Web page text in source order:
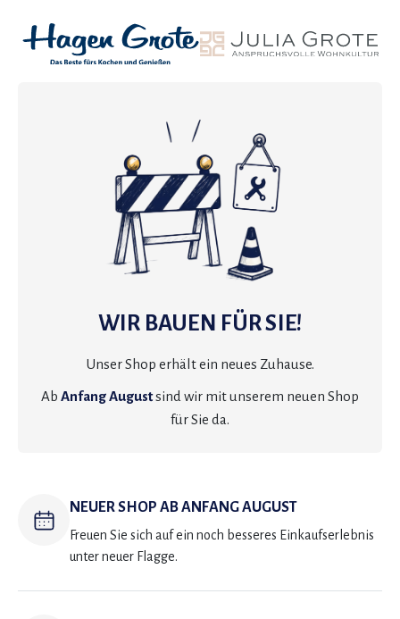
WIR BAUEN FÜR SIE!
Unser Shop erhält ein neues Zuhause.
Ab Anfang Augustsind wir mit unserem neuen Shop
für Sie da.
NEUER SHOP AB ANFANG AUGUST
Freuen Sie sich auf ein noch besseres Einkaufserlebnis
unter neuer Flagge.